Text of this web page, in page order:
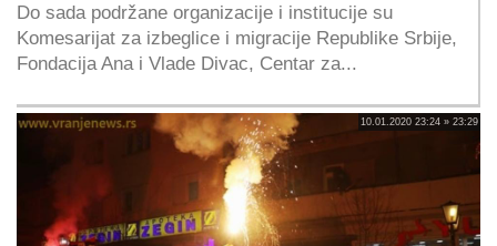
Do sada podržane organizacije i institucije su
Komesarijat za izbeglice i migracije Republike Srbije,
Fondacija Ana i Vlade Divac, Centar za...
10.01.2020 23:24 » 23:29